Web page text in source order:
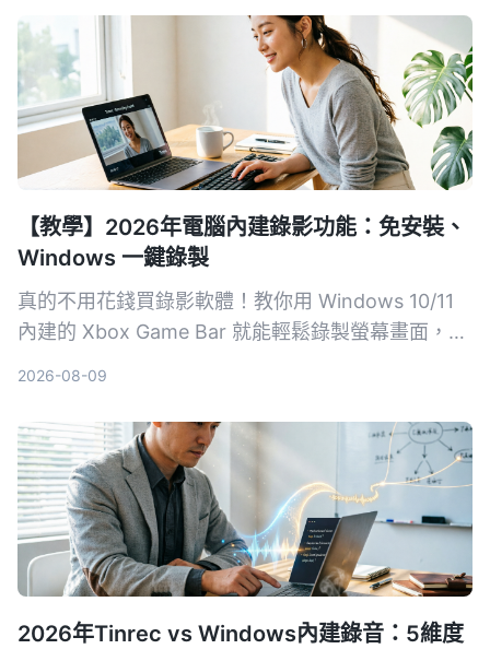
【教學】2026年電腦內建錄影功能：免安裝、
Windows 一鍵錄製
真的不用花錢買錄影軟體！教你用 Windows 10/11
內建的 Xbox Game Bar 就能輕鬆錄製螢幕畫面，步
2026-08-09
2026年Tinrec vs Windows內建錄音：5維度